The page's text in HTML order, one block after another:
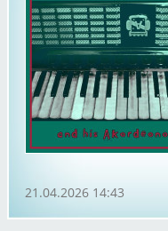
21.04.2026 14:43